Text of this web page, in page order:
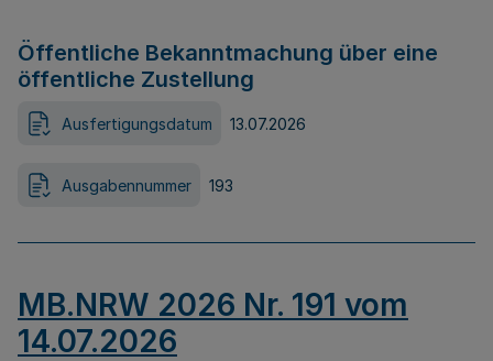
Öffentliche Bekanntmachung über eine
öffentliche Zustellung
Ausfertigungsdatum 13.07.2026
Ausgabennummer 193
MB.NRW 2026 Nr. 191 vom
14.07.2026